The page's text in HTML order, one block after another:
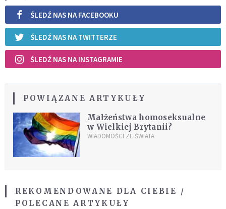
ŚLEDŹ NAS NA FACEBOOKU
ŚLEDŹ NAS NA TWITTERZE
ŚLEDŹ NAS NA INSTAGRAMIE
POWIĄZANE ARTYKUŁY
Małżeństwa homoseksualne
w Wielkiej Brytanii?
WIADOMOŚCI ZE ŚWIATA
REKOMENDOWANE DLA CIEBIE /
POLECANE ARTYKUŁY